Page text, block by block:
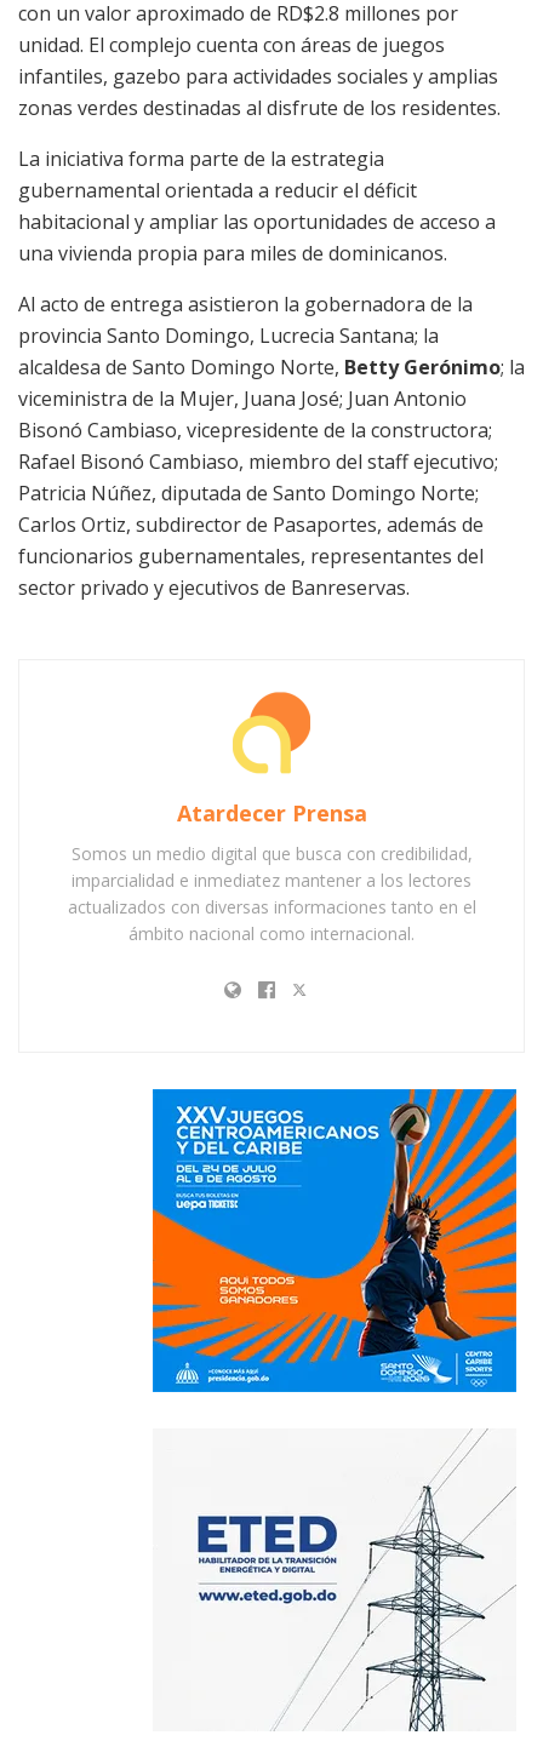
con un valor aproximado de RD$2.8 millones por
unidad. El complejo cuenta con áreas de juegos
infantiles, gazebo para actividades sociales y amplias
zonas verdes destinadas al disfrute de los residentes.
La iniciativa forma parte de la estrategia
gubernamental orientada a reducir el déficit
habitacional y ampliar las oportunidades de acceso a
una vivienda propia para miles de dominicanos.
Al acto de entrega asistieron la gobernadora de la
provincia Santo Domingo, Lucrecia Santana; la
alcaldesa de Santo Domingo Norte, Betty Gerónimo; la
viceministra de la Mujer, Juana José; Juan Antonio
Bisonó Cambiaso, vicepresidente de la constructora;
Rafael Bisonó Cambiaso, miembro del staff ejecutivo;
Patricia Núñez, diputada de Santo Domingo Norte;
Carlos Ortiz, subdirector de Pasaportes, además de
funcionarios gubernamentales, representantes del
sector privado y ejecutivos de Banreservas.
Atardecer Prensa
Somos un medio digital que busca con credibilidad,
imparcialidad e inmediatez mantener a los lectores
actualizados con diversas informaciones tanto en el
ámbito nacional como internacional.